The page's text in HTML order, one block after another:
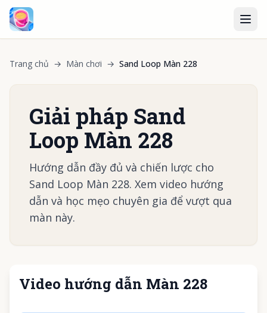
Trang chủ → Màn chơi → Sand Loop Màn 228
Giải pháp Sand
Loop Màn 228
Hướng dẫn đầy đủ và chiến lược cho
Sand Loop Màn 228. Xem video hướng
dẫn và học mẹo chuyên gia để vượt qua
màn này.
Video hướng dẫn Màn 228
Nhấn để phát video